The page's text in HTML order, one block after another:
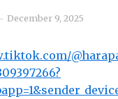
December 9, 2025